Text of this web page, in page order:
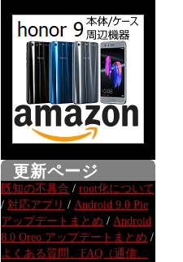
更新ページ
既知の不具合 / root化について
/ 対応アプリ / Android 9.0 Pie
アップデートまとめ / Android
8.0 Oreo アップデートまとめ /
よくある質問、FAQ（通信、